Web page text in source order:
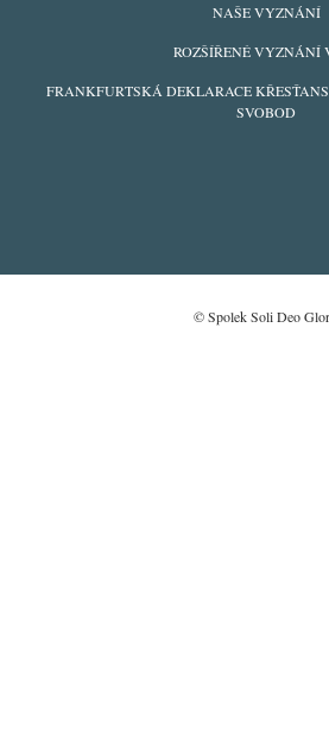
NAŠE VYZNÁNÍ
ROZŠÍŘENÉ VYZNÁNÍ
FRANKFURTSKÁ DEKLARACE
SVOBOD
© Spolek Soli Deo